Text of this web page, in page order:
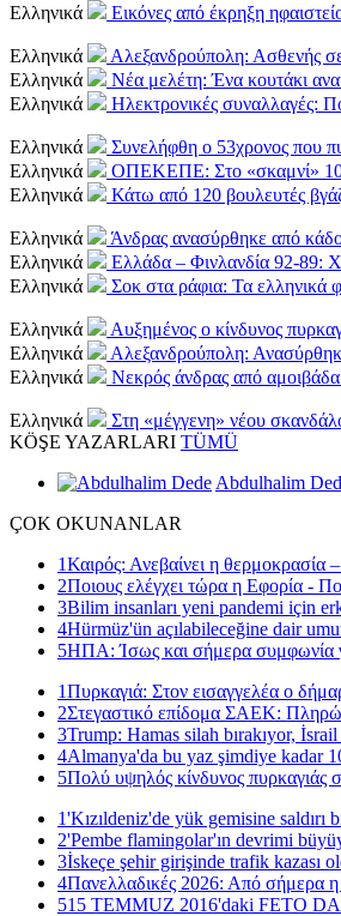
Ελληνικά
Εικόνες από έκρηξη
Ελληνικά
Αλεξανδρούπολη: Ασθενής
Ελληνικά
Νέα μελέτη: Ένα κουτάκι
Ελληνικά
Ηλεκτρονικές συναλλαγές:
Ελληνικά
Συνελήφθη ο 53χρονος που
Ελληνικά
ΟΠΕΚΕΠΕ: Στο «σκαμνί»
Ελληνικά
Κάτω από 120 βουλευτές
Ελληνικά
Άνδρας ανασύρθηκε από
Ελληνικά
Ελλάδα – Φινλανδία 92-89:
Ελληνικά
Σοκ στα ράφια: Τα ελληνικά
Ελληνικά
Αυξημένος ο κίνδυνος
Ελληνικά
Αλεξανδρούπολη:
Ελληνικά
Νεκρός άνδρας από
Ελληνικά
Στη «μέγγενη» νέου
KÖŞE YAZARLARI TÜMÜ
Abdulhalim
ÇOK OKUNANLAR
1Καιρός: Ανεβαίνει η θερμοκρασία
2Ποιους ελέγχει τώρα η Εφορία -
3Bilim insanları yeni pandemi için
4Hürmüz'ün açılabileceğine dair
5ΗΠΑ: Ίσως και σήμερα συμφωνία
1Πυρκαγιά: Στον εισαγγελέα ο
2Στεγαστικό επίδομα ΣΑΕΚ:
3Trump: Hamas silah bırakıyor,
4Almanya'da bu yaz şimdiye kadar
5Πολύ υψηλός κίνδυνος πυρκαγιάς
1'Kızıldeniz'de yük gemisine saldırı
2'Pembe flamingolar'ın devrimi
3İskeçe şehir girişinde trafik kazası
4Πανελλαδικές 2026: Από σήμερα
515 TEMMUZ 2016'daki FETO